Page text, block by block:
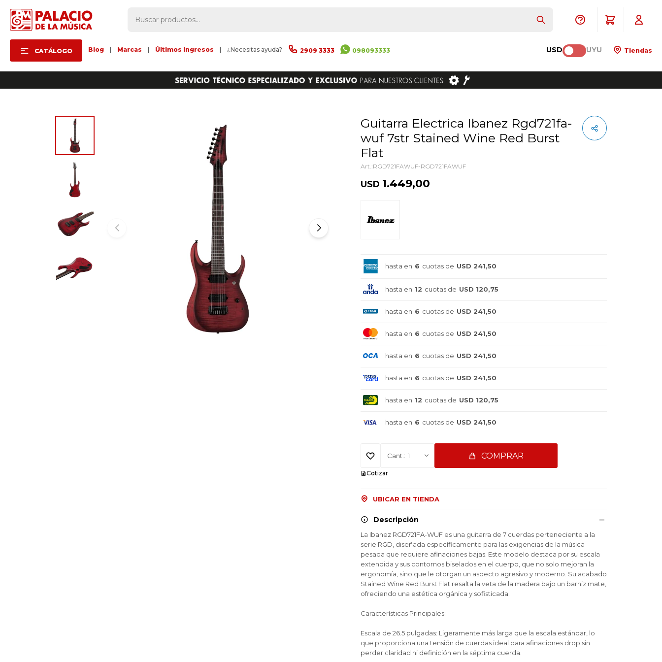
CATÁLOGO Blog Marcas Últimos ingresos ¿Necesitas ayuda? 2909 3333 098093333 USD UYU Tiendas
Guitarra Electrica Ibanez Rgd721fa-
wuf 7str Stained Wine Red Burst
Flat
RGD721FAWUF-RGD721FAWUF
USD 1.449,00
hasta en 6 cuotas de USD 241,50
hasta en 12 cuotas de USD 120,75
hasta en 6 cuotas de USD 241,50
hasta en 6 cuotas de USD 241,50
hasta en 6 cuotas de USD 241,50
hasta en 6 cuotas de USD 241,50
hasta en 12 cuotas de USD 120,75
hasta en 6 cuotas de USD 241,50
1 COMPRAR
Cotizar
UBICAR EN TIENDA
Descripción
La Ibanez RGD721FA-WUF es una guitarra de 7 cuerdas perteneciente a la
serie RGD, diseñada específicamente para las exigencias de la música
pesada que requiere afinaciones bajas. Este modelo destaca por su escala
extendida y sus contornos biselados en el cuerpo, que no solo mejoran la
ergonomía, sino que le otorgan un aspecto agresivo y moderno. Su acabado
Stained Wine Red Burst Flat resalta la veta de la madera bajo un barniz mate,
ofreciendo una estética orgánica y sofisticada.
Características Principales:
Escala de 26.5 pulgadas: Ligeramente más larga que la escala estándar, lo
que proporciona una tensión de cuerdas ideal para afinaciones drop sin
perder claridad ni definición en la séptima cuerda.
Comprá en 3 cuotas sin recargo o hasta en
12 cuotas * ¡Solo con tu cédula!
Comprá en 3 cuotas sin recargo o hasta en
12 cuotas * ¡Solo con tu cédula!
Comprá en 3 cuotas sin recargo o hasta en
12 cuotas * ¡Solo con tu cédula!